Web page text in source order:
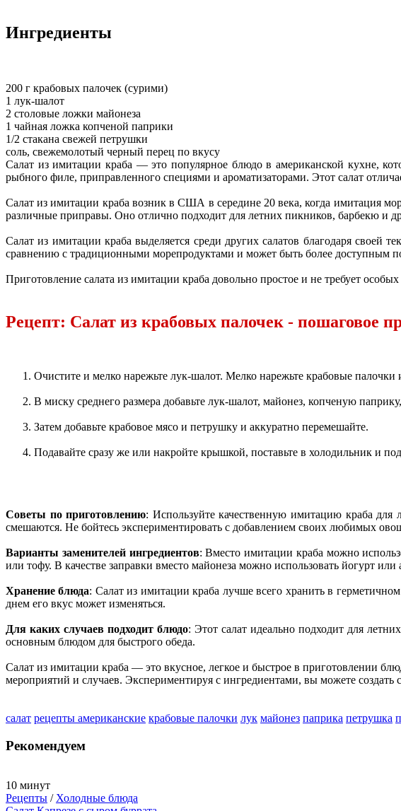
Ингредиенты
200 г крабовых палочек (сурими)
1 лук-шалот
2 столовые ложки майонеза
1 чайная ложка копченой паприки
1/2 стакана свежей петрушки
соль, свежемолотый черный перец по вкусу
Салат из имитации краба — это популярное блюдо в американской кухне,
рыбного филе, приправленного специями и ароматизаторами. Этот салат
Салат из имитации краба возник в США в середине 20 века, когда имитация
различные приправы. Оно отлично подходит для летних пикников, барбекю и
Салат из имитации краба выделяется среди других салатов благодаря своей
сравнению с традиционными морепродуктами и может быть более доступным
Приготовление салата из имитации краба довольно простое и не требует
Рецепт: Салат из крабовых палочек - пошаговое
Очистите и мелко нарежьте лук-шалот. Мелко нарежьте крабовые палочки
В миску среднего размера добавьте лук-шалот, майонез, копченую
Затем добавьте крабовое мясо и петрушку и аккуратно перемешайте.
Подавайте сразу же или накройте крышкой, поставьте в холодильник и
Советы по приготовлению: Используйте качественную имитацию краба для
смешаются. Не бойтесь экспериментировать с добавлением своих любимых
Варианты заменителей ингредиентов: Вместо имитации краба можно
или тофу. В качестве заправки вместо майонеза можно использовать йогурт или
Хранение блюда: Салат из имитации краба лучше всего хранить в
днем его вкус может изменяться.
Для каких случаев подходит блюдо: Этот салат идеально подходит для
основным блюдом для быстрого обеда.
Салат из имитации краба — это вкусное, легкое и быстрое в приготовлении
мероприятий и случаев. Экспериментируя с ингредиентами, вы можете создать
салат рецепты американские крабовые палочки лук майонез паприка петрушка
Рекомендуем
10 минут
Рецепты /Холодные блюда